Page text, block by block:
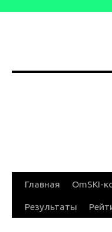
Перейти
Главная OmSKI-
Результаты